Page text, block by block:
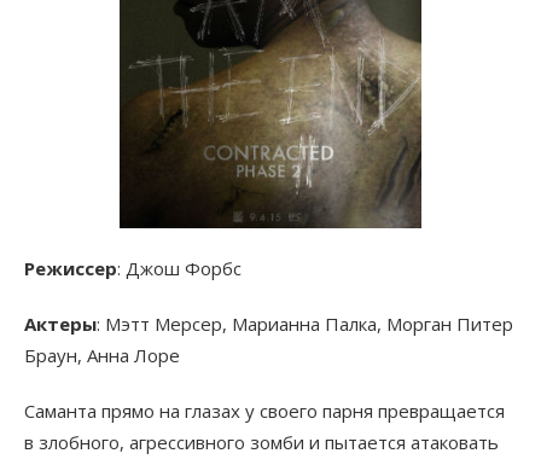
Режиссер: Джош Форбс
Актеры: Мэтт Мерсер, Марианна Палка, Морган Питер
Браун, Анна Лоре
Саманта прямо на глазах у своего парня превращается
в злобного, агрессивного зомби и пытается атаковать